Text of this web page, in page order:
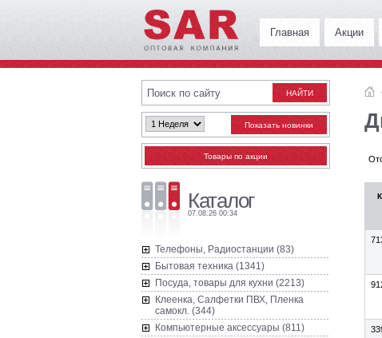
Главная Акции
Каталог
07.08.26 00:34
Телефоны, Радиостанции (83)
Бытовая техника (1341)
Посуда, товары для кухни (2213)
Клеенка, Салфетки ПВХ, Пленка
самокл. (344)
Компьютерные аксессуары (811)